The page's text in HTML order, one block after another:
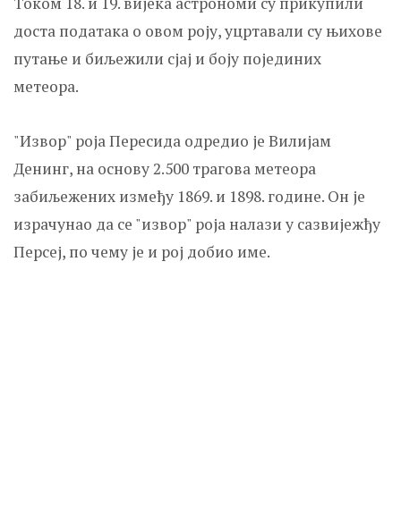
доста података о овом роју, уцртавали су њихове
путање и биљежили сјај и боју појединих
метеора.
"Извор" роја Пересида одредио је Вилијам
Денинг, на основу 2.500 трагова метеора
забиљежених између 1869. и 1898. године. Он је
израчунао да се "извор" роја налази у сазвијежђу
Персеј, по чему је и рој добио име.